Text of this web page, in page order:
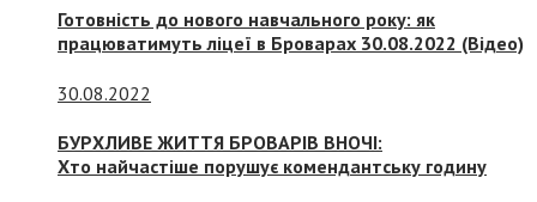
Готовність до нового навчального року: як
працюватимуть ліцеї в Броварах 30.08.2022 (Відео)
30.08.2022
БУРХЛИВЕ ЖИТТЯ БРОВАРІВ ВНОЧІ:
Хто найчастіше порушує комендантську годину